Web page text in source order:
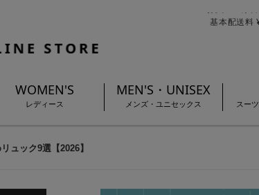
基本配送料
WOMEN'S
レディース
MEN'S・UNISEX
メンズ・ユニセックス スー
ュック9選【2026】